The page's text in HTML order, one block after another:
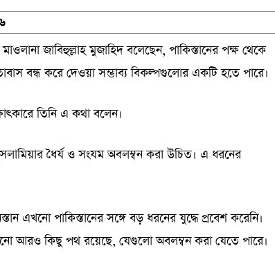
জাবিহুল্লাহ মুজাহিদ বলেছেন, পাকিস্তানের পক্ষ থেকে
বন্ধ করে দেওয়া সম্ভাব্য বিকল্পগুলোর একটি হতে পারে।
তিনি এ কথা বলেন।
ধৈর্য ও সংযম অবলম্বন করা উচিত। এ ধরনের
এখনো পাকিস্তানের সঙ্গে বড় ধরনের যুদ্ধে প্রবেশ করেনি।
আরও কিছু পথ রয়েছে, যেগুলো অবলম্বন করা যেতে পারে।